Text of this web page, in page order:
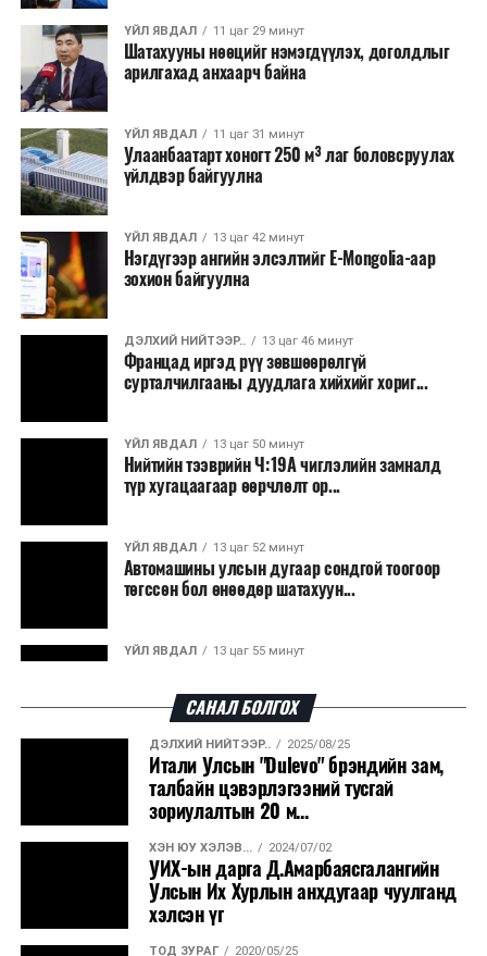
талаас илүү нь Орегон болон Вашингтон мужид
бүртгэгдсэн байна. Цаг уурын байгууллагууд ойрын
өдрүүдэд агаарын температур дахин огцом
нэмэгдэж, хуурайшилт эрчимжих төлөвтэй байгааг
анхааруулсан бөгөөд энэ нь гал унтраах ажиллагаанд
шинэ сорилт учруулж болзошгүйг онцолжээ.
ҮЙЛ ЯВДАЛ 11 цаг 29 минут
Шатахууны нөөцийг нэмэгдүүлэх, доголдлыг
арилгахад анхаарч байна
ҮЙЛ ЯВДАЛ 11 цаг 31 минут
Улаанбаатарт хоногт 250 м³ лаг боловсруулах
үйлдвэр байгуулна
ҮЙЛ ЯВДАЛ 13 цаг 42 минут
Нэгдүгээр ангийн элсэлтийг E-Mongolia-аар
зохион байгуулна
ДЭЛХИЙ НИЙТЭЭР.. 13 цаг 46 минут
Францад иргэд рүү зөвшөөрөлгүй
сурталчилгааны дуудлага хийхийг хориг...
ҮЙЛ ЯВДАЛ 13 цаг 50 минут
Нийтийн тээврийн Ч:19А чиглэлийн замналд
түр хугацаагаар өөрчлөлт ор...
ҮЙЛ ЯВДАЛ 13 цаг 52 минут
Автомашины улсын дугаар сондгой тоогоор
төгссөн бол өнөөдөр шатахуун...
ҮЙЛ ЯВДАЛ 13 цаг 55 минут
ДЭЛХИЙ НИЙТЭЭР.. 2026/08/06
“Уралдронзавод” компанийн ерөнхий
захирлын автомашиныг дэлбэлжээ...
ҮЙЛ ЯВДАЛ 2026/08/06
Сүхбаатар боомтоор тав хоногт 10 мянга гаруй
тонн АИ-92 автобензин и...
САНАЛ БОЛГОХ
ДЭЛХИЙ НИЙТЭЭР.. 2025/08/25
Итали Улсын "Dulevo" брэндийн зам,
талбайн цэвэрлэгээний тусгай
зориулалтын 20 м...
ХЭН ЮУ ХЭЛЭВ... 2024/07/02
УИХ-ын дарга Д.Амарбаясгалангийн
Улсын Их Хурлын анхдугаар чуулганд
хэлсэн үг
ТОД ЗУРАГ 2020/05/25